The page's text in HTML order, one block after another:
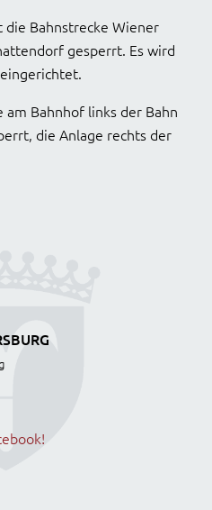
die Bahnstrecke Wiener
gesperrt. Es wird
am Bahnhof links der Bahn
die Anlage rechts der